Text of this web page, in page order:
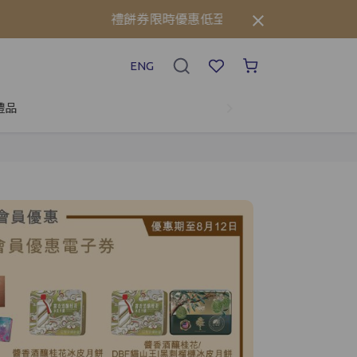
禮餅券限時優惠低至75折!⚡立即點擊查看詳情➡️
ENG
品